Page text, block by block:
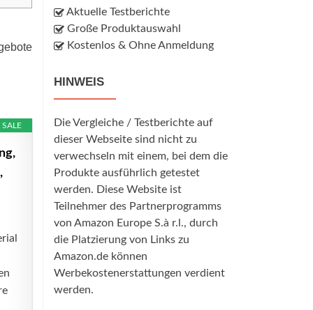
SALE
Aktuelle Testberichte
Große Produktauswahl
Kostenlos & Ohne Anmeldung
HINWEIS
Die Vergleiche / Testberichte auf
dieser Webseite sind nicht zu
verwechseln mit einem, bei dem die
Produkte ausführlich getestet
werden. Diese Website ist
Teilnehmer des Partnerprogramms
von Amazon Europe S.à r.l., durch
die Platzierung von Links zu
Amazon.de können
Werbekostenerstattungen verdient
werden.